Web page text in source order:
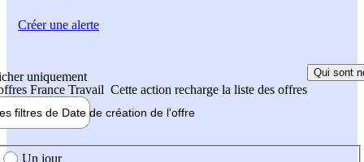
uniquement
France Travail Cette action recharge la liste des offres
Qui sont
filtres de Date de création de l'offre
création de l'offre
Un jour
Créer une alerte